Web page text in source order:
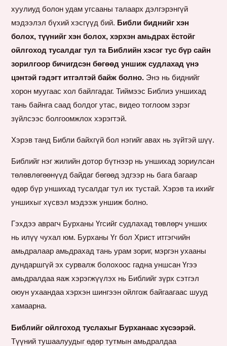
хуулиуд болон удам угсааны талаарх дэлгэрэнгүй
мэдээлэл бүхий хэсгүүд бий. Библи биднийг хэн
болох, түүнийг хэн болох, хэрхэн амьдрах ёстойг
ойлгоход тусалдаг тул та Библийн хэсэг тус бүр сайн
зорилгоор бичигдсэн бөгөөд уншиж судлахад үнэ
цэнтэй гэдэгт итгэлтэй байж болно. Энэ нь биднийг
хорон муугаас хол байлгадаг. Тиймээс Библиэ уншихад
тань байнга саад болдог утас, видео тоглоом зэрэг
зүйлсээс болгоомжлох хэрэгтэй.
Хэрэв танд Библи байхгүй бол нэгийг авах нь зүйтэй шүү.
Библийг нэг жилийн дотор бүтнээр нь уншихад зориулсан
төлөвлөгөөнүүд байдаг бөгөөд эдгээр нь бага багаар
өдөр бүр уншихад тусалдаг тул их тустай. Хэрэв та ихийг
уншихыг хүсвэл мэдээж уншиж болно.
Гэхдээ аврагч Бурханы Үгсийг судлахад төвлөрч унших
нь илүү чухал юм. Бурханы Үг бол Христ итгэгчийн
амьдралаар амьдрахад тань урам зориг, мэргэн ухааны
дундаршгүй эх сурвалж болохоос гадна уншсан Үгээ
амьдралдаа яаж хэрэгжүүлэх нь Библийг зүрх сэтгэл
оюун ухаандаа хэрхэн шингээн ойлгож байгаагаас шууд
хамаарна.
Библийг ойлгоход туслахыг Бурханаас хүсээрэй.
Түүний тушаалуудыг өдөр тутмын амьдралдаа